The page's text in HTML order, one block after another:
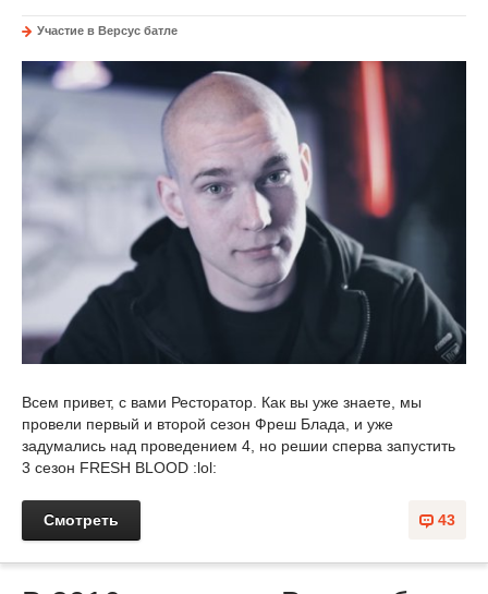
Участие в Версус батле
Всем привет, с вами Ресторатор. Как вы уже знаете, мы
провели первый и второй сезон Фреш Блада, и уже
задумались над проведением 4, но решии сперва запустить
3 сезон FRESH BLOOD :lol:
43
Смотреть